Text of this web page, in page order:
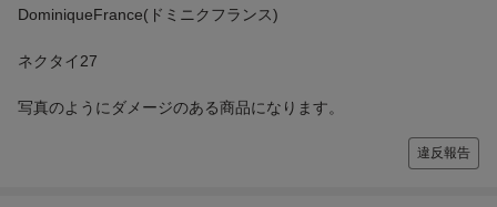
DominiqueFrance(ドミニクフランス)
ネクタイ27
写真のようにダメージのある商品になります。
違反報告